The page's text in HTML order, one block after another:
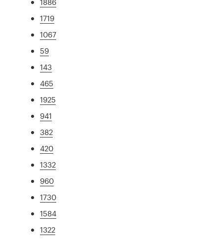
1719
1067
59
143
465
1925
941
382
420
1332
960
1730
1584
1322